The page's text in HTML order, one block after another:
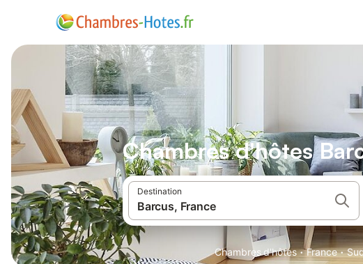
Chambres d'hôtes
Destination
Chambres d'hôtes · France ·